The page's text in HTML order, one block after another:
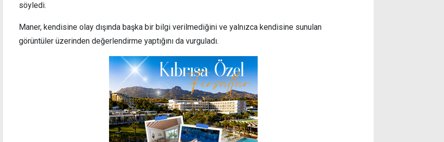
söyledi.
Maner, kendisine olay dışında başka bir bilgi verilmediğini ve yalnızca kendisine sunulan
görüntüler üzerinden değerlendirme yaptığını da vurguladı.